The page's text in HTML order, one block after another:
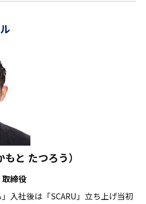
と たつろう）
締役
」入社後は「SCARU」立ち上げ当初